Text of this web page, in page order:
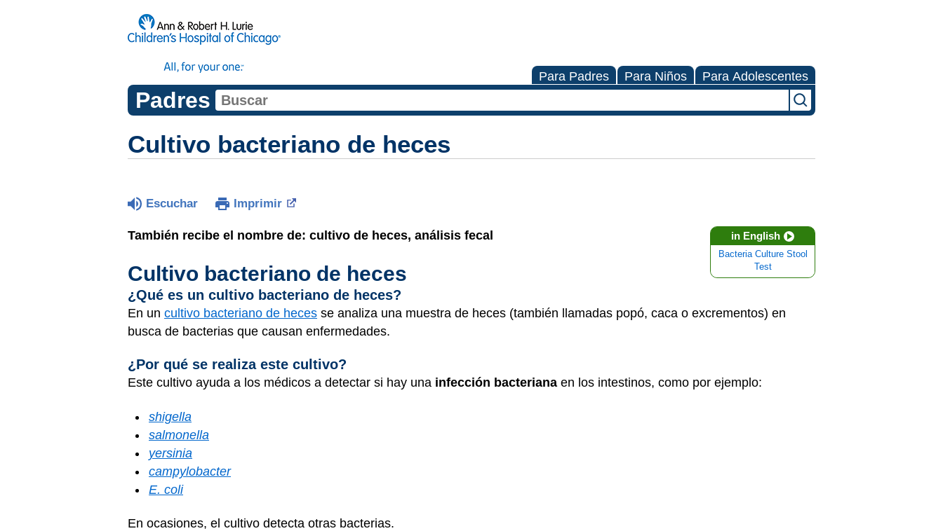
Para Padres Para Niños Para Adolescentes
Padres
Cultivo bacteriano de heces
Escuchar Imprimir
in English
Bacteria Culture Stool
Test
También recibe el nombre de: cultivo de heces, análisis fecal
Cultivo bacteriano de heces
¿Qué es un cultivo bacteriano de heces?
En un cultivo bacteriano de heces se analiza una muestra de heces (también llamadas popó, caca o excrementos) en
busca de bacterias que causan enfermedades.
¿Por qué se realiza este cultivo?
Este cultivo ayuda a los médicos a detectar si hay una infección bacteriana en los intestinos, como por ejemplo:
shigella
salmonella
yersinia
campylobacter
E. coli
En ocasiones, el cultivo detecta otras bacterias.